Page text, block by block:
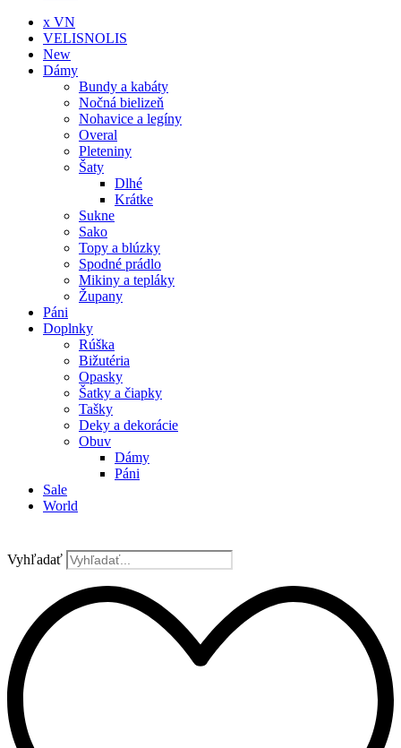
x VN
VELISNOLIS
New
Dámy
Bundy a kabáty
Nočná bielizeň
Nohavice a legíny
Overal
Pleteniny
Šaty
Dlhé
Krátke
Sukne
Sako
Topy a blúzky
Spodné prádlo
Mikiny a tepláky
Župany
Páni
Doplnky
Rúška
Bižutéria
Opasky
Šatky a čiapky
Tašky
Deky a dekorácie
Obuv
Dámy
Páni
Sale
World
Vyhľadať